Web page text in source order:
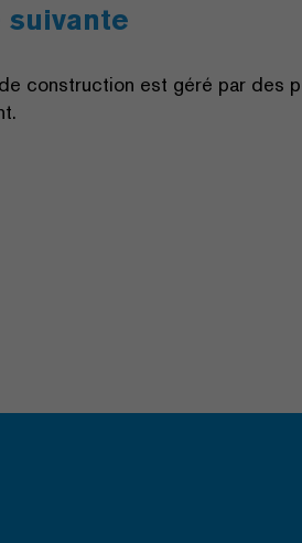
suivante
construction est géré par des